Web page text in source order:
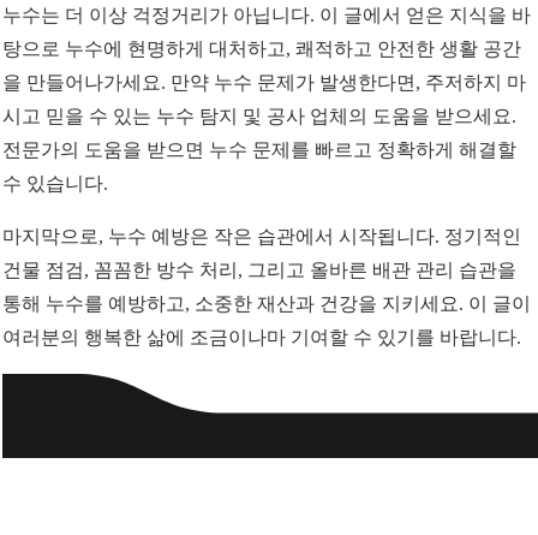
누수는 더 이상 걱정거리가 아닙니다. 이 글에서 얻은 지식을 바
탕으로 누수에 현명하게 대처하고, 쾌적하고 안전한 생활 공간
을 만들어나가세요. 만약 누수 문제가 발생한다면, 주저하지 마
시고 믿을 수 있는 누수 탐지 및 공사 업체의 도움을 받으세요.
전문가의 도움을 받으면 누수 문제를 빠르고 정확하게 해결할
수 있습니다.
마지막으로, 누수 예방은 작은 습관에서 시작됩니다. 정기적인
건물 점검, 꼼꼼한 방수 처리, 그리고 올바른 배관 관리 습관을
통해 누수를 예방하고, 소중한 재산과 건강을 지키세요. 이 글이
여러분의 행복한 삶에 조금이나마 기여할 수 있기를 바랍니다.